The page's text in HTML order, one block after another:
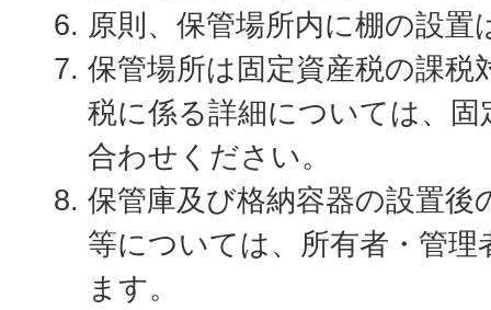
原則、保管場所内に棚の設置
保管場所は固定資産税の課税
税に係る詳細については、
合わせください。
保管庫及び格納容器の設置後
等については、所有者・管
ます。